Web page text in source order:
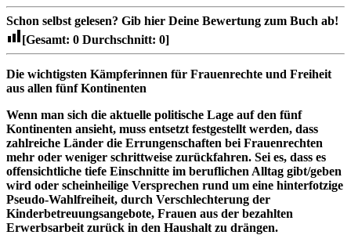
Schon selbst gelesen? Gib hier Deine Bewertung zum Buch ab!
[Gesamt: 0 Durchschnitt: 0]
Die wichtigsten Kämpferinnen für Frauenrechte und Freiheit
aus allen fünf Kontinenten
Wenn man sich die aktuelle politische Lage auf den fünf
Kontinenten ansieht, muss entsetzt festgestellt werden, dass
zahlreiche Länder die Errungenschaften bei Frauenrechten
mehr oder weniger schrittweise zurückfahren. Sei es, dass es
offensichtliche tiefe Einschnitte im beruflichen Alltag gibt/geben
wird oder scheinheilige Versprechen rund um eine hinterfotzige
Pseudo-Wahlfreiheit, durch Verschlechterung der
Kinderbetreuungsangebote, Frauen aus der bezahlten
Erwerbsarbeit zurück in den Haushalt zu drängen.